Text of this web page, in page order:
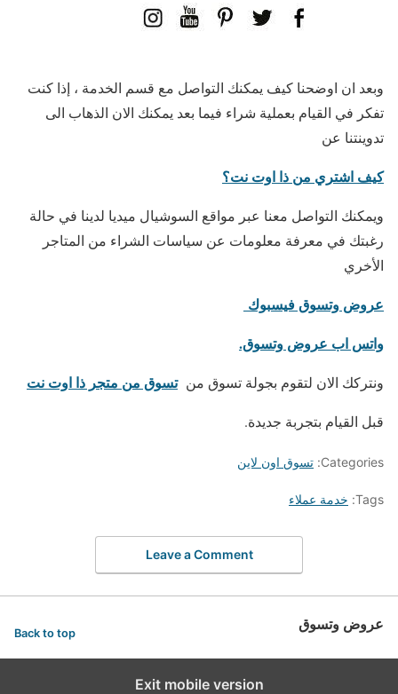
وبعد ان اوضحنا كيف يمكنك التواصل مع قسم الخدمة ، إذا كنت
تفكر في القيام بعملية شراء فيما بعد يمكنك الان الذهاب الى
تدوينتنا عن
كيف اشتري من ذا اوت نت؟
ويمكنك التواصل معنا عبر مواقع السوشيال ميديا لدينا في حالة
رغبتك في معرفة معلومات عن سياسات الشراء من المتاجر
الأخري
عروض وتسوق فيسبوك
واتس اب عروض وتسوق.
ونتركك الان لتقوم بجولة تسوق من تسوق من متجر ذا اوت نت
قبل القيام بتجربة جديدة.
Categories: تسوق اون لاين
Tags: خدمة عملاء
Leave a Comment
عروض وتسوق Back to top
Exit mobile version